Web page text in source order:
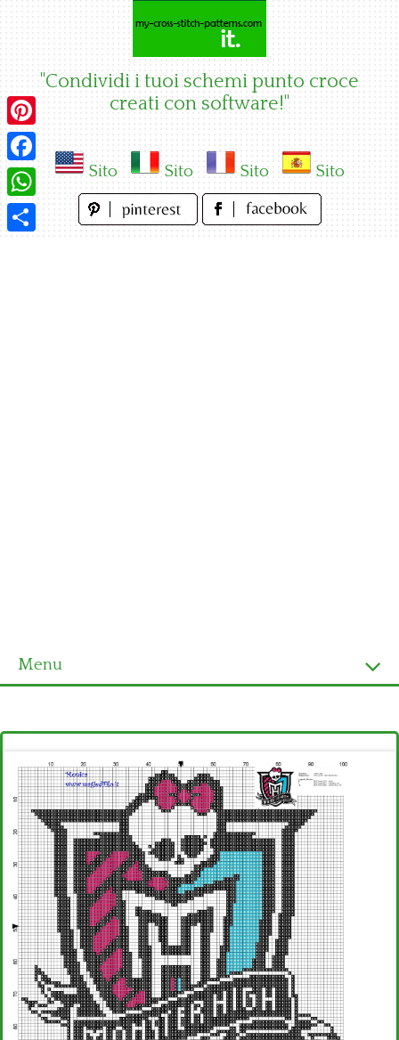
"Condividi i tuoi schemi punto croce
creati con software!"
Sito Sito Sito Sito
Menu
Ultimi schemi
Alfabeto
Bambini
Disney
Thun
Pinterest
Facebook
WhatsApp